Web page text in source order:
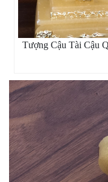
Tượng Cậu Tài Cậu